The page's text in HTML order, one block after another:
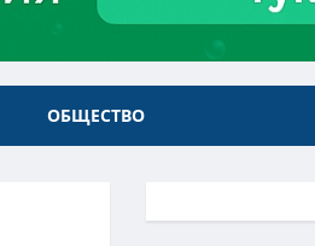
ОБЩЕСТВО